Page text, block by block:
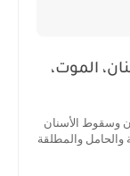
الموت،
وسقوط الأسنان
والحامل والمطلقة